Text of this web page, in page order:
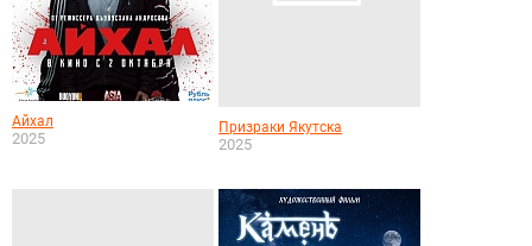
Айхал
2025
Призраки Якутска
2025